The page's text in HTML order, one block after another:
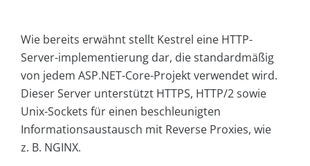
Wie bereits erwähnt stellt Kestrel eine HTTP-
Server-implementierung dar, die standardmäßig
von jedem ASP.NET-Core-Projekt verwendet wird.
Dieser Server unterstützt HTTPS, HTTP/2 sowie
Unix-Sockets für einen beschleunigten
Informationsaustausch mit Reverse Proxies, wie
z. B. NGINX.